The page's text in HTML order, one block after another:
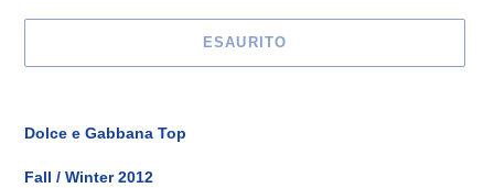
ESAURITO
prodotto
nel
Dolce e Gabbana Top
Fall / Winter 2012